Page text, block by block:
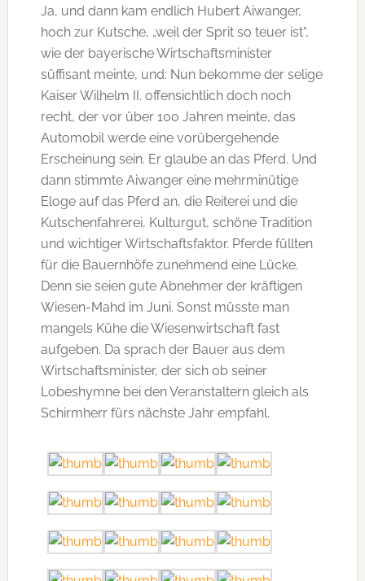
Ja, und dann kam endlich Hubert Aiwanger,
hoch zur Kutsche, „weil der Sprit so teuer ist“,
wie der bayerische Wirtschaftsminister
süffisant meinte, und: Nun bekomme der selige
Kaiser Wilhelm II. offensichtlich doch noch
recht, der vor über 100 Jahren meinte, das
Automobil werde eine vorübergehende
Erscheinung sein. Er glaube an das Pferd. Und
dann stimmte Aiwanger eine mehrminütige
Eloge auf das Pferd an, die Reiterei und die
Kutschenfahrerei, Kulturgut, schöne Tradition
und wichtiger Wirtschaftsfaktor. Pferde füllten
für die Bauernhöfe zunehmend eine Lücke.
Denn sie seien gute Abnehmer der kräftigen
Wiesen-Mahd im Juni. Sonst müsste man
mangels Kühe die Wiesenwirtschaft fast
aufgeben. Da sprach der Bauer aus dem
Wirtschaftsminister, der sich ob seiner
Lobeshymne bei den Veranstaltern gleich als
Schirmherr fürs nächste Jahr empfahl.